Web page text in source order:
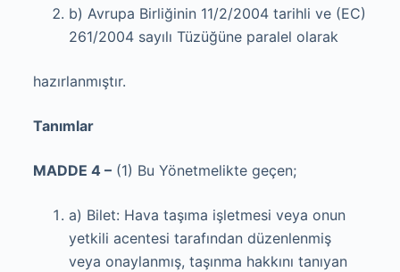
b) Avrupa Birliğinin 11/2/2004 tarihli ve (EC)
261/2004 sayılı Tüzüğüne paralel olarak
hazırlanmıştır.
Tanımlar
MADDE 4 –(1) Bu Yönetmelikte geçen;
a) Bilet: Hava taşıma işletmesi veya onun
yetkili acentesi tarafından düzenlenmiş
veya onaylanmış, taşınma hakkını tanıyan